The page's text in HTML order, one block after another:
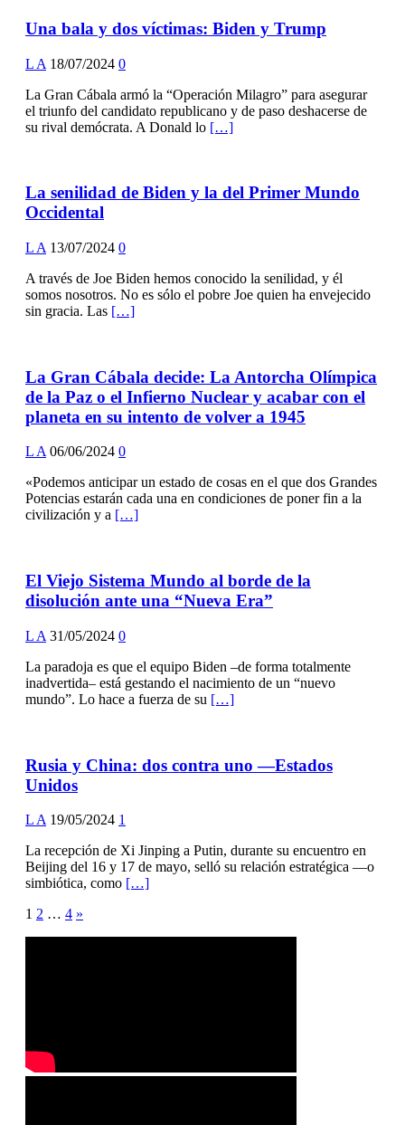
Una bala y dos víctimas: Biden y Trump
L A 18/07/2024 0
La Gran Cábala armó la “Operación Milagro” para asegurar
el triunfo del candidato republicano y de paso deshacerse de
su rival demócrata. A Donald lo […]
La senilidad de Biden y la del Primer Mundo
Occidental
L A 13/07/2024 0
A través de Joe Biden hemos conocido la senilidad, y él
somos nosotros. No es sólo el pobre Joe quien ha envejecido
sin gracia. Las […]
La Gran Cábala decide: La Antorcha Olímpica
de la Paz o el Infierno Nuclear y acabar con el
planeta en su intento de volver a 1945
L A 06/06/2024 0
«Podemos anticipar un estado de cosas en el que dos Grandes
Potencias estarán cada una en condiciones de poner fin a la
civilización y a […]
El Viejo Sistema Mundo al borde de la
disolución ante una “Nueva Era”
L A 31/05/2024 0
La paradoja es que el equipo Biden –de forma totalmente
inadvertida– está gestando el nacimiento de un “nuevo
mundo”. Lo hace a fuerza de su […]
Rusia y China: dos contra uno —Estados
Unidos
L A 19/05/2024 1
La recepción de Xi Jinping a Putin, durante su encuentro en
Beijing del 16 y 17 de mayo, selló su relación estratégica —o
simbiótica, como […]
Posts
pagination
1 2 … 4 »